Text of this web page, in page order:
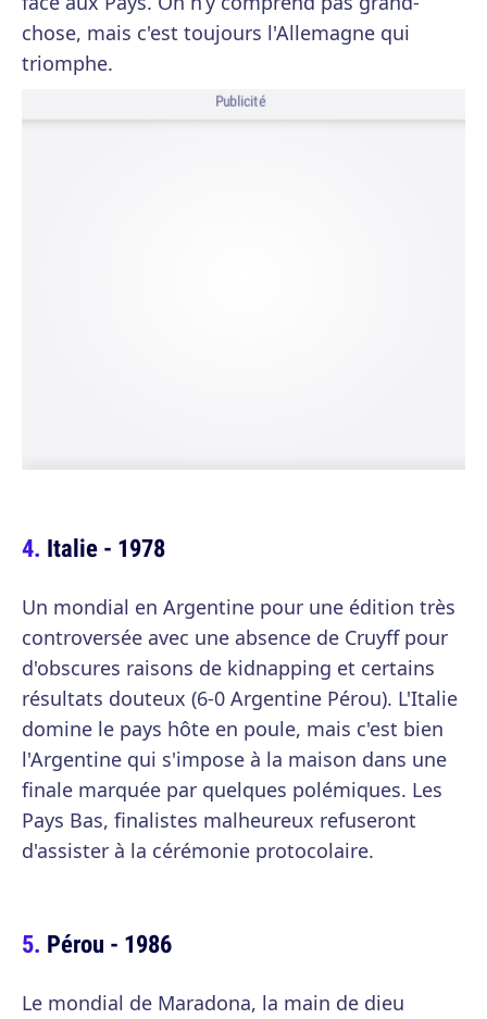
chose, mais c'est toujours l'Allemagne qui
triomphe.
Publicité
Italie - 1978
Un mondial en Argentine pour une édition très
controversée avec une absence de Cruyff pour
d'obscures raisons de kidnapping et certains
résultats douteux (6-0 Argentine Pérou). L'Italie
domine le pays hôte en poule, mais c'est bien
l'Argentine qui s'impose à la maison dans une
finale marquée par quelques polémiques. Les
Pays Bas, finalistes malheureux refuseront
d'assister à la cérémonie protocolaire.
Pérou - 1986
Le mondial de Maradona, la main de dieu